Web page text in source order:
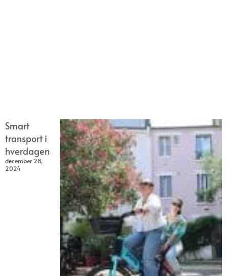
Smart
transport i
hverdagen
december 28,
2024